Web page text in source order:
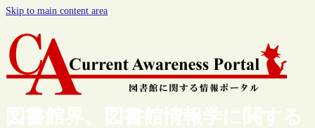
Skip to main content area
図書館界、図書館情報学に関する